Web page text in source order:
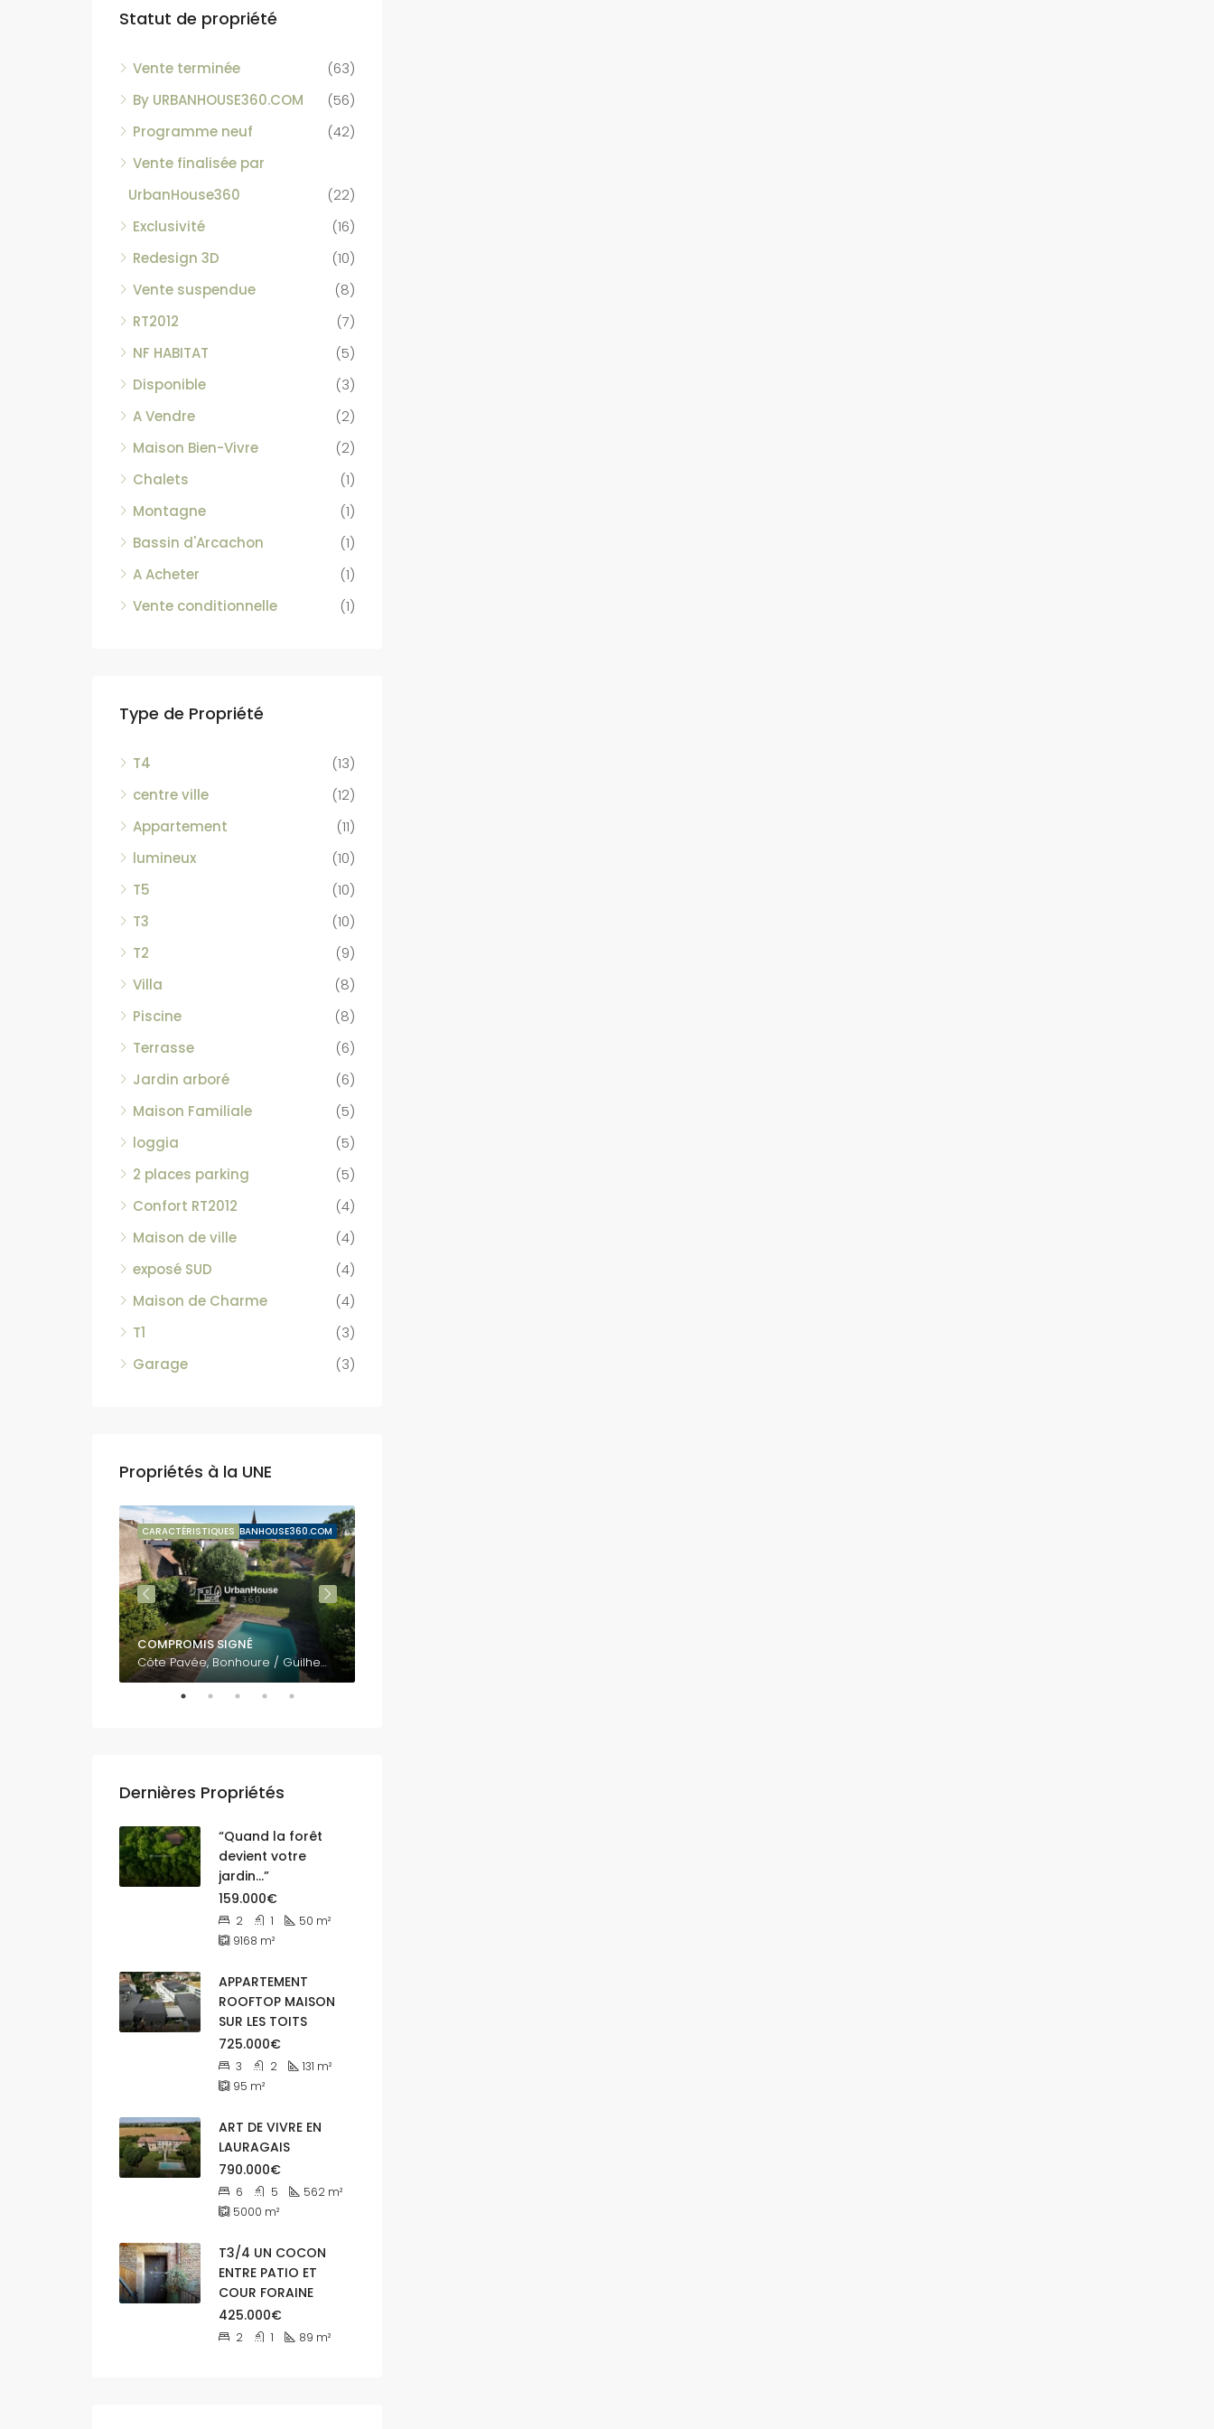
Statut de propriété
Vente terminée
(63)
By URBANHOUSE360.COM
(56)
Programme neuf
(42)
Vente finalisée par
UrbanHouse360
(22)
Exclusivité
(16)
Redesign 3D
(10)
Vente suspendue
(8)
RT2012
(7)
NF HABITAT
(5)
Disponible
(3)
A Vendre
(2)
Maison Bien-Vivre
(2)
Chalets
(1)
Montagne
(1)
Bassin d'Arcachon
(1)
A Acheter
(1)
Vente conditionnelle
(1)
Type de Propriété
T4
(13)
centre ville
(12)
Appartement
(11)
lumineux
(10)
T5
(10)
T3
(10)
T2
(9)
Villa
(8)
Piscine
(8)
Terrasse
(6)
Jardin arboré
(6)
Maison Familiale
(5)
loggia
(5)
2 places parking
(5)
Confort RT2012
(4)
Maison de ville
(4)
exposé SUD
(4)
Maison de Charme
(4)
T1
(3)
Garage
(3)
Propriétés à la UNE
BY URBANHOUSE360.COM
CARACTÉRISTIQUES
COMPROMIS SIGNÉ
Côte Pavée, Bonhoure / Guilheméry / Château de l'Hers / Limayrac / Côte Pavée, Toulouse, Haute-Garonne, Occitanie, France métropolitaine, 31400, France
Dernières Propriétés
“Quand la forêt
devient votre
jardin…”
159.000€
2 1 50 m²
9168 m²
APPARTEMENT
ROOFTOP MAISON
SUR LES TOITS
725.000€
3 2 131 m²
95 m²
ART DE VIVRE EN
LAURAGAIS
790.000€
6 5 562 m²
5000 m²
T3/4 UN COCON
ENTRE PATIO ET
COUR FORAINE
425.000€
2 1 89 m²